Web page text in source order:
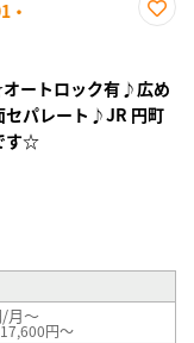
・
録
ートロック有♪広め
セパレート♪JR 円町
す☆
月～
円～